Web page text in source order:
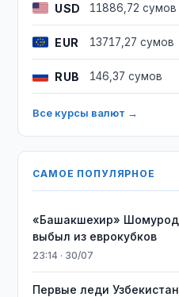
USD 11886,72 сумов
EUR 13717,27 сумов
RUB 146,37 сумов
Все курсы валют →
САМОЕ ПОПУЛЯРНОЕ
«Башакшехир»
выбыл из еврокубков
23:14 · 30/07
Первые леди